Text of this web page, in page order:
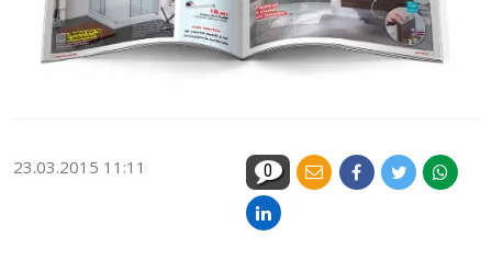
23.03.2015 11:11 0